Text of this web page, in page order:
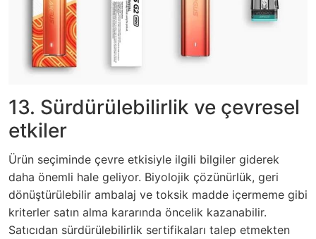
13. Sürdürülebilirlik ve çevresel
etkiler
Ürün seçiminde çevre etkisiyle ilgili bilgiler giderek
daha önemli hale geliyor. Biyolojik çözünürlük, geri
dönüştürülebilir ambalaj ve toksik madde içermeme gibi
kriterler satın alma kararında öncelik kazanabilir.
Satıcıdan sürdürülebilirlik sertifikaları talep etmekten